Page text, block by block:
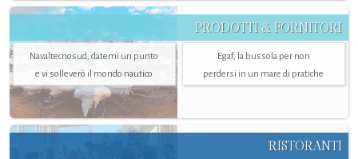
PRODOTTI & FORNITORI
Navaltecnosud, datemi un punto
e vi solleverò il mondo nautico
Egaf, la bussola per non
perdersi in un mare di pratiche
RISTORANTI